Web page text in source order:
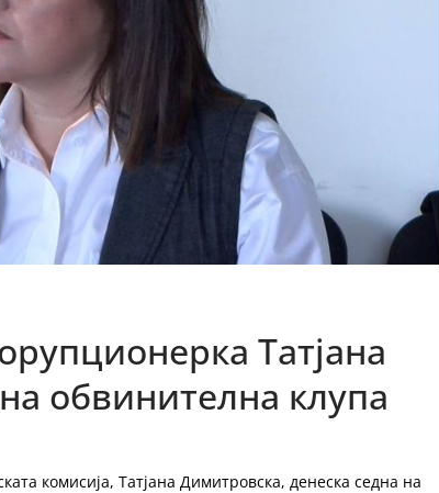
Татјана
обвинителна клупа
комисија, Татјана Димитровска, денеска седна на